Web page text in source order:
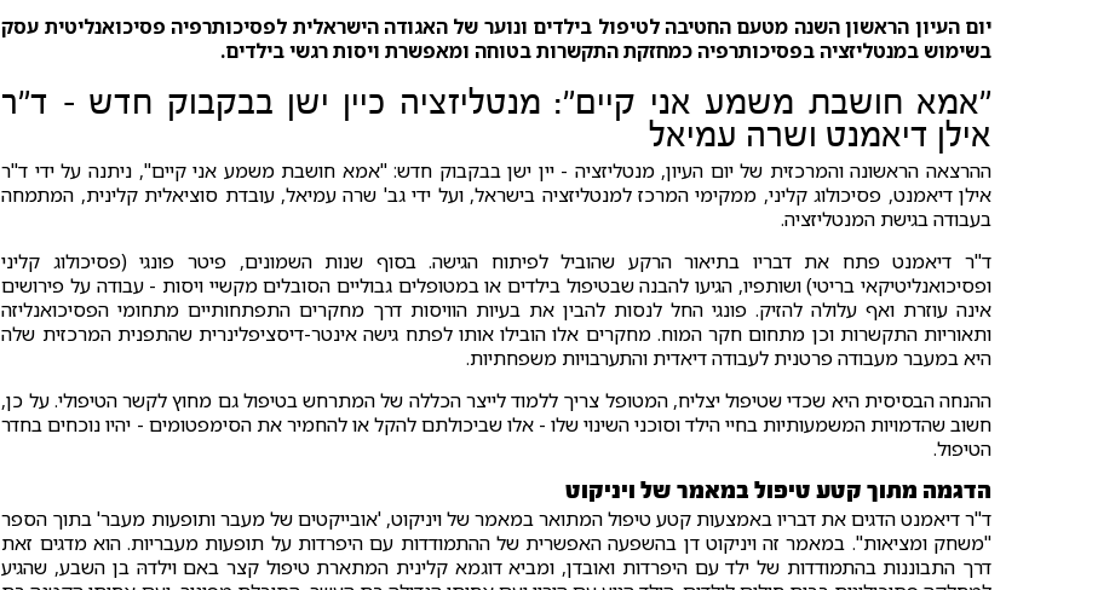
יום העיון הראשון השנה מטעם החטיבה לטיפול בילדים ונוער של האגודה הישראלית לפסיכותרפיה פסיכואנליטית עסק
בשימוש במנטליזציה בפסיכותרפיה כמחזקת התקשרות בטוחה ומאפשרת ויסות רגשי בילדים.
"אמא חושבת משמע אני קיים": מנטליזציה כיין ישן בבקבוק חדש - ד"ר
אילן דיאמנט ושרה עמיאל
ההרצאה הראשונה והמרכזית של יום העיון, מנטליזציה - יין ישן בבקבוק חדש: "אמא חושבת משמע אני קיים", ניתנה על ידי ד"ר
אילן דיאמנט, פסיכולוג קליני, ממקימי המרכז למנטליזציה בישראל, ועל ידי גב' שרה עמיאל, עובדת סוציאלית קלינית, המתמחה
בעבודה בגישת המנטליזציה.
ד"ר דיאמנט פתח את דבריו בתיאור הרקע שהוביל לפיתוח הגישה. בסוף שנות השמונים, פיטר פונגי (פסיכולוג קליני
ופסיכואנליטיקאי בריטי) ושותפיו, הגיעו להבנה שבטיפול בילדים או במטופלים גבוליים הסובלים מקשיי ויסות - עבודה על פירושים
אינה עוזרת ואף עלולה להזיק. פונגי החל לנסות להבין את בעיות הוויסות דרך מחקרים התפתחותיים מתחומי הפסיכואנליזה
ותאוריות התקשרות וכן מתחום חקר המוח. מחקרים אלו הובילו אותו לפתח גישה אינטר-דיסציפלינרית שהתפנית המרכזית שלה
היא במעבר מעבודה פרטנית לעבודה דיאדית והתערבויות משפחתיות.
ההנחה הבסיסית היא שכדי שטיפול יצליח, המטופל צריך ללמוד לייצר הכללה של המתרחש בטיפול גם מחוץ לקשר הטיפולי. על כן,
חשוב שהדמויות המשמעותיות בחיי הילד וסוכני השינוי שלו - אלו שביכולתם להקל או להחמיר את הסימפטומים - יהיו נוכחים בחדר
הטיפול.
הדגמה מתוך קטע טיפול במאמר של ויניקוט
ד"ר דיאמנט הדגים את דבריו באמצעות קטע טיפול המתואר במאמר של ויניקוט, 'אובייקטים של מעבר ותופעות מעבר' בתוך הספר
"משחק ומציאות". במאמר זה ויניקוט דן בהשפעה האפשרית של ההתמודדות עם היפרדות על תופעות מעבריות. הוא מדגים זאת
דרך התבוננות בהתמודדות של ילד עם היפרדות ואובדן, ומביא דוגמא קלינית המתארת טיפול קצר באם וילדהּ בן השבע, שהגיע